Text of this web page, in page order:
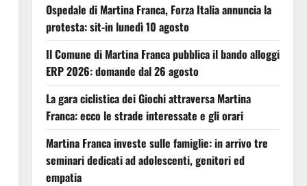
Ospedale di Martina Franca, Forza Italia annuncia la
protesta: sit-in lunedì 10 agosto
Il Comune di Martina Franca pubblica il bando alloggi
ERP 2026: domande dal 26 agosto
La gara ciclistica dei Giochi attraversa Martina
Franca: ecco le strade interessate e gli orari
Martina Franca investe sulle famiglie: in arrivo tre
seminari dedicati ad adolescenti, genitori ed
empatia